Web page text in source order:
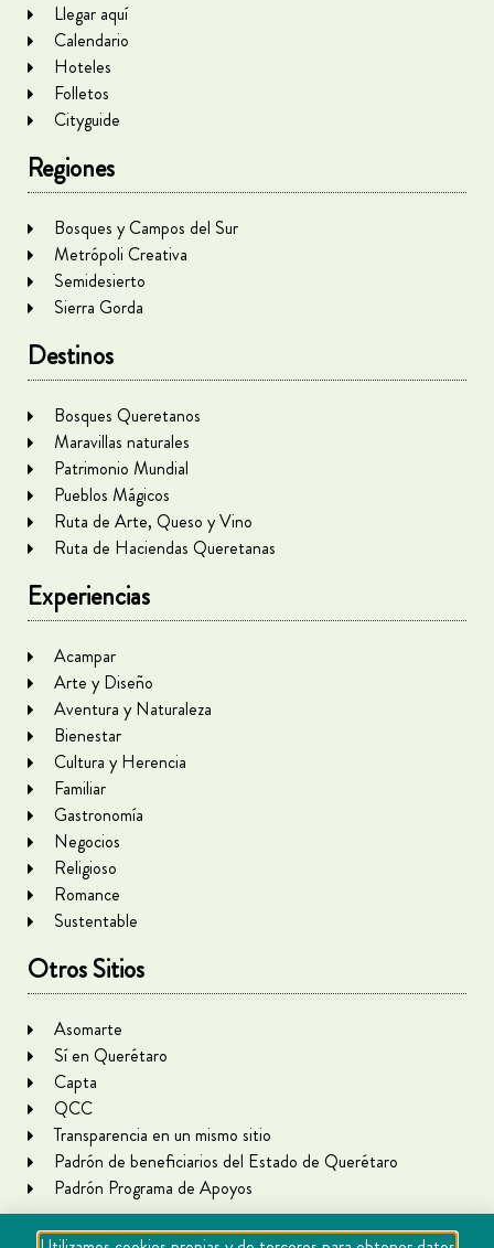
Llegar aquí
Calendario
Hoteles
Folletos
Cityguide
Regiones
Bosques y Campos del Sur
Metrópoli Creativa
Semidesierto
Sierra Gorda
Destinos
Bosques Queretanos
Maravillas naturales
Patrimonio Mundial
Pueblos Mágicos
Ruta de Arte, Queso y Vino
Ruta de Haciendas Queretanas
Experiencias
Acampar
Arte y Diseño
Aventura y Naturaleza
Bienestar
Cultura y Herencia
Familiar
Gastronomía
Negocios
Religioso
Romance
Sustentable
Otros Sitios
Asomarte
Sí en Querétaro
Capta
QCC
Transparencia en un mismo sitio
Padrón de beneficiarios del Estado de Querétaro
Padrón Programa de Apoyos